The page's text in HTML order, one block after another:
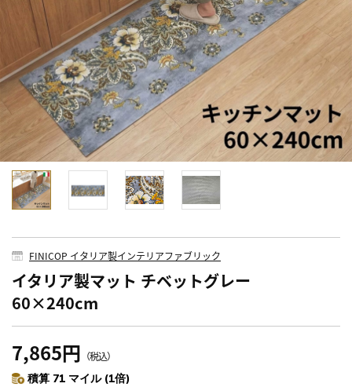
FINICOP イタリア製インテリアファブリック
イタリア製マット チベットグレー
60×240cm
7,865円 （税込）
積算 71 マイル (1倍)